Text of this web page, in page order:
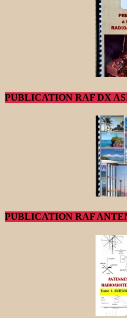
PUBLICATION RAF DX
PUBLICATION RAF